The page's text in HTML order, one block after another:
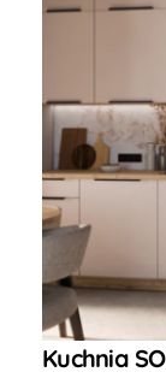
Kuchnia